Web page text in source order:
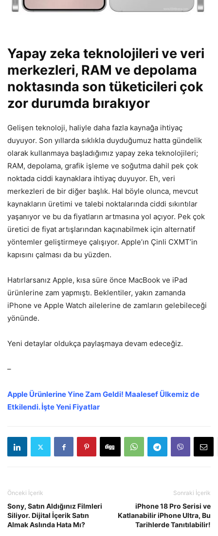
Yapay zeka teknolojileri ve veri
merkezleri, RAM ve depolama
noktasında son tüketicileri çok
zor durumda bırakıyor
Gelişen teknoloji, haliyle daha fazla kaynağa ihtiyaç
duyuyor. Son yıllarda sıklıkla duyduğumuz hatta gündelik
olarak kullanmaya başladığımız yapay zeka teknolojileri;
RAM, depolama, grafik işleme ve soğutma dahil pek çok
noktada ciddi kaynaklara ihtiyaç duyuyor. Eh, veri
merkezleri de bir diğer başlık. Hal böyle olunca, mevcut
kaynakların üretimi ve talebi noktalarında ciddi sıkıntılar
yaşanıyor ve bu da fiyatların artmasına yol açıyor. Pek çok
üretici de fiyat artışlarından kaçınabilmek için alternatif
yöntemler geliştirmeye çalışıyor. Apple’ın Çinli CXMT’in
kapısını çalması da bu yüzden.
Hatırlarsanız Apple, kısa süre önce MacBook ve iPad
ürünlerine zam yapmıştı. Beklentiler, yakın zamanda
iPhone ve Apple Watch ailelerine de zamların gelebileceği
yönünde.
Yeni detaylar oldukça paylaşmaya devam edeceğiz.
–
Apple Ürünlerine Yine Zam Geldi! Maalesef Ülkemiz de
Etkilendi. İşte Yeni Fiyatlar
Önceki İçerik
Sony, Satın Aldığınız Filmleri
Siliyor. Dijital İçerik Satın
Almak Aslında Hata Mı?
Sonraki İçerik
iPhone 18 Pro Serisi ve
Katlanabilir iPhone Ultra, Bu
Tarihlerde Tanıtılabilir!